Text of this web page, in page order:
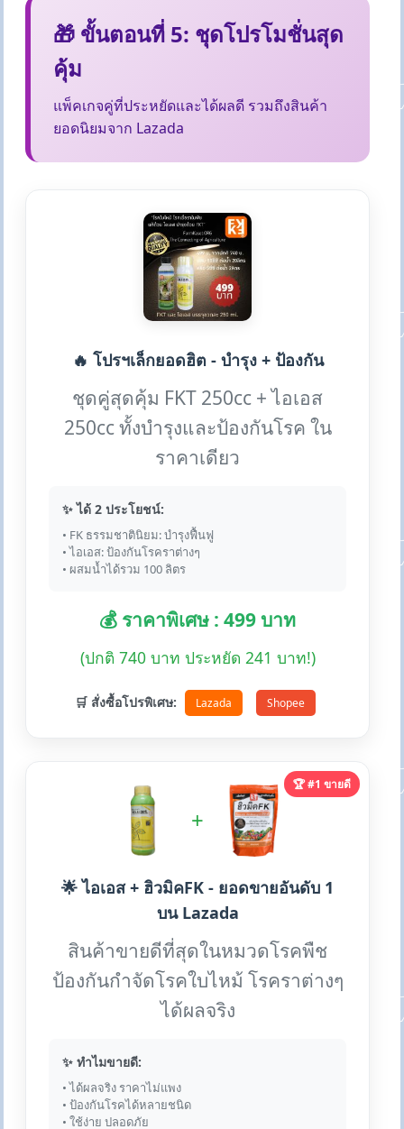
🎁 ขั้นตอนที่ 5: ชุดโปรโมชั่นสุด
คุ้ม
แพ็คเกจคู่ที่ประหยัดและได้ผลดี รวมถึงสินค้า
ยอดนิยมจาก Lazada
🔥 โปรฯเล็กยอดฮิต - บำรุง + ป้องกัน
ชุดคู่สุดคุ้ม FKT 250cc + ไอเอส
250cc ทั้งบำรุงและป้องกันโรค ใน
ราคาเดียว
✨ ได้ 2 ประโยชน์:
• FK ธรรมชาตินิยม: บำรุงฟื้นฟู
• ไอเอส: ป้องกันโรคราต่างๆ
• ผสมน้ำได้รวม 100 ลิตร
💰 ราคาพิเศษ : 499 บาท
(ปกติ 740 บาท ประหยัด 241 บาท!)
🛒 สั่งซื้อโปรพิเศษ: Lazada Shopee
🏆 #1 ขายดี
+
🌟 ไอเอส + ฮิวมิคFK - ยอดขายอันดับ 1
บน Lazada
สินค้าขายดีที่สุดในหมวดโรคพืช
ป้องกันกำจัดโรคใบไหม้ โรคราต่างๆ
ได้ผลจริง
✨ ทำไมขายดี:
• ได้ผลจริง ราคาไม่แพง
• ป้องกันโรคได้หลายชนิด
• ใช้ง่าย ปลอดภัย